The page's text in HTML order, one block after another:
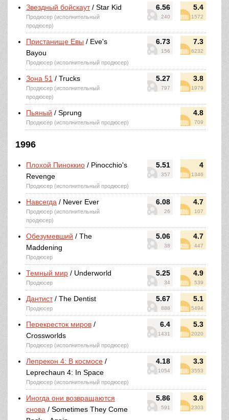
6.56
240
5.4
1572
Звездный бойскаут/ Star Kid
Продюсер (исполнительный
продюсер)
6.73
156
7.3
6232
Пристанище Евы / Eve's
Bayou
Продюсер (исполнительный продюсер)
5.27
797
3.8
1979
Зона 51 / Trucks
Продюсер (исполнительный
продюсер)
4.8
709
Пьяный / Sprung
Продюсер (исполнительный продюсер)
1996
5.51
357
4
1346
Плохой Пиноккио / Pinocchio's
Revenge
Продюсер (исполнительный продюсер)
6.08
26
4.7
107
Навсегда / Never Ever
Продюсер (исполнительный
продюсер)
5.06
38
4.7
447
Обезумевший / The
Maddening
Продюсер
5.25
34
4.9
539
Темный мир / Underworld
Продюсер
5.67
888
5.1
5494
Дантист/ The Dentist
Продюсер
6.4
1431
5.3
2020
Перекресток миров /
Crossworlds
Продюсер (исполнительный продюсер)
4.18
1054
3.3
3553
Лепрекон 4: В космосе /
Leprechaun 4: In Space
Продюсер (исполнительный продюсер)
5.86
591
3.6
2303
Иногда они возвращаются
снова / Sometimes They Come